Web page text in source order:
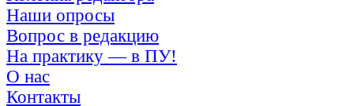
Наши опросы
Вопрос в редакцию
На практику — в ПУ!
О нас
Контакты